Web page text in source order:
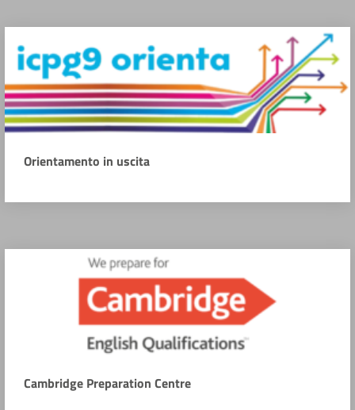
Orientamento in uscita
Cambridge Preparation Centre